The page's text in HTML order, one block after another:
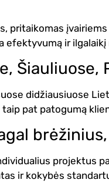
pritaikomas
ir
Šiauliuose,
didžiausiuose
pat patogumą
projektus
ir kokybės